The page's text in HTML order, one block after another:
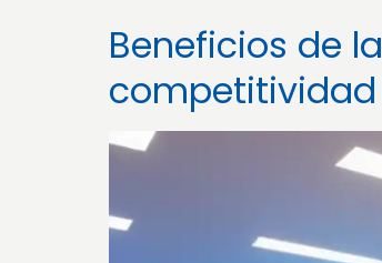
Beneficios de